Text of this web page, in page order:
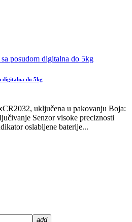
digitalna do 5kg
uključena u pakovanju Boja:
Senzor visoke preciznosti
oslabljene baterije...
add